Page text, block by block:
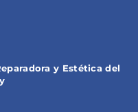
y Estética del